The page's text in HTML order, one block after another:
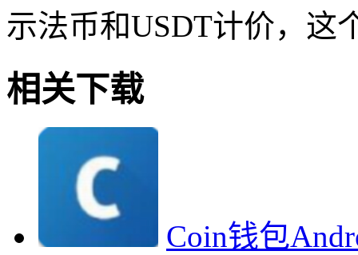
示法币和USDT计价，这
相关下载
Coin钱包